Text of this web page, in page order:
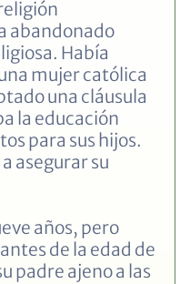
abandonado
Había
mujer católica
una cláusula
la educación
para sus hijos.
asegurar su
años, pero
de la edad de
padre ajeno a las